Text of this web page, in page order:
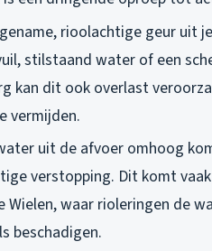
rioolachtige geur uit
stilstaand water of een
kan dit ook overlast
vermijden.
uit de afvoer omhoog
verstopping. Dit komt
Wielen, waar rioleringen de
beschadigen.